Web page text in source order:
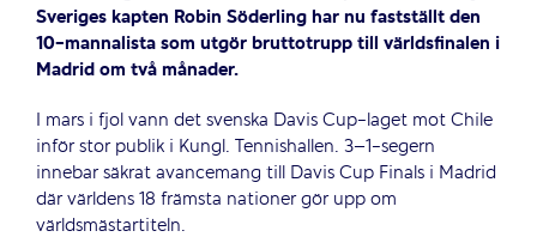
Sveriges kapten Robin Söderling har nu fastställt den
10-mannalista som utgör bruttotrupp till världsfinalen i
Madrid om två månader.
I mars i fjol vann det svenska Davis Cup-laget mot Chile
inför stor publik i Kungl. Tennishallen. 3–1-segern
innebar säkrat avancemang till Davis Cup Finals i Madrid
där världens 18 främsta nationer gör upp om
världsmästartiteln.